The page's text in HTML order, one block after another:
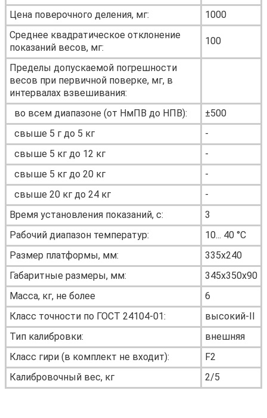
Цена поверочного деления, мг:
1000
Среднее квадратическое отклонение
показаний весов, мг:
100
Пределы допускаемой погрешности
весов при первичной поверке, мг, в
интервалах взвешивания:
во всем диапазоне (от НмПВ до НПВ):
±500
свыше 5 г до 5 кг
-
свыше 5 кг до 12 кг
-
свыше 5 кг до 20 кг
-
свыше 20 кг до 24 кг
-
Время установления показаний, с:
3
Рабочий диапазон температур:
10... 40 °С
Размер платформы, мм:
335х240
Габаритные размеры, мм:
345х350х90
Масса, кг, не более
6
Класс точности по ГОСТ 24104-01:
высокий-II
Тип калибровки:
внешняя
Класс гири (в комплект не входит):
F2
Калибровочный вес, кг
2/5